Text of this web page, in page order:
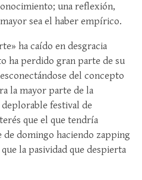
una reflexión,
sea el haber empírico.
ha caído en desgracia
ha perdido gran parte de su
del concepto
la mayor parte de la
festival de
que el que tendría
de domingo haciendo zapping
la pasividad que despierta